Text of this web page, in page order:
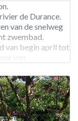
de Durance.
van de snelweg
zwembad.
van begin april tot
van